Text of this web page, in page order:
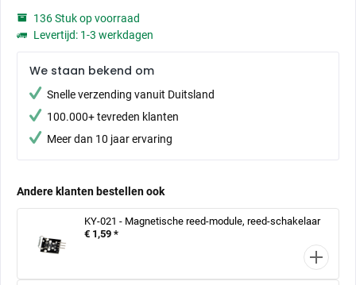
136 Stuk op voorraad
Levertijd: 1-3 werkdagen
We staan bekend om
Snelle verzending vanuit Duitsland
100.000+ tevreden klanten
Meer dan 10 jaar ervaring
Andere klanten bestellen ook
KY-021 - Magnetische reed-module, reed-schakelaar
€ 1,59 *